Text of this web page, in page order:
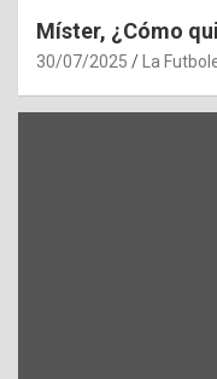
Míster, ¿Cómo
30/07/2025 La